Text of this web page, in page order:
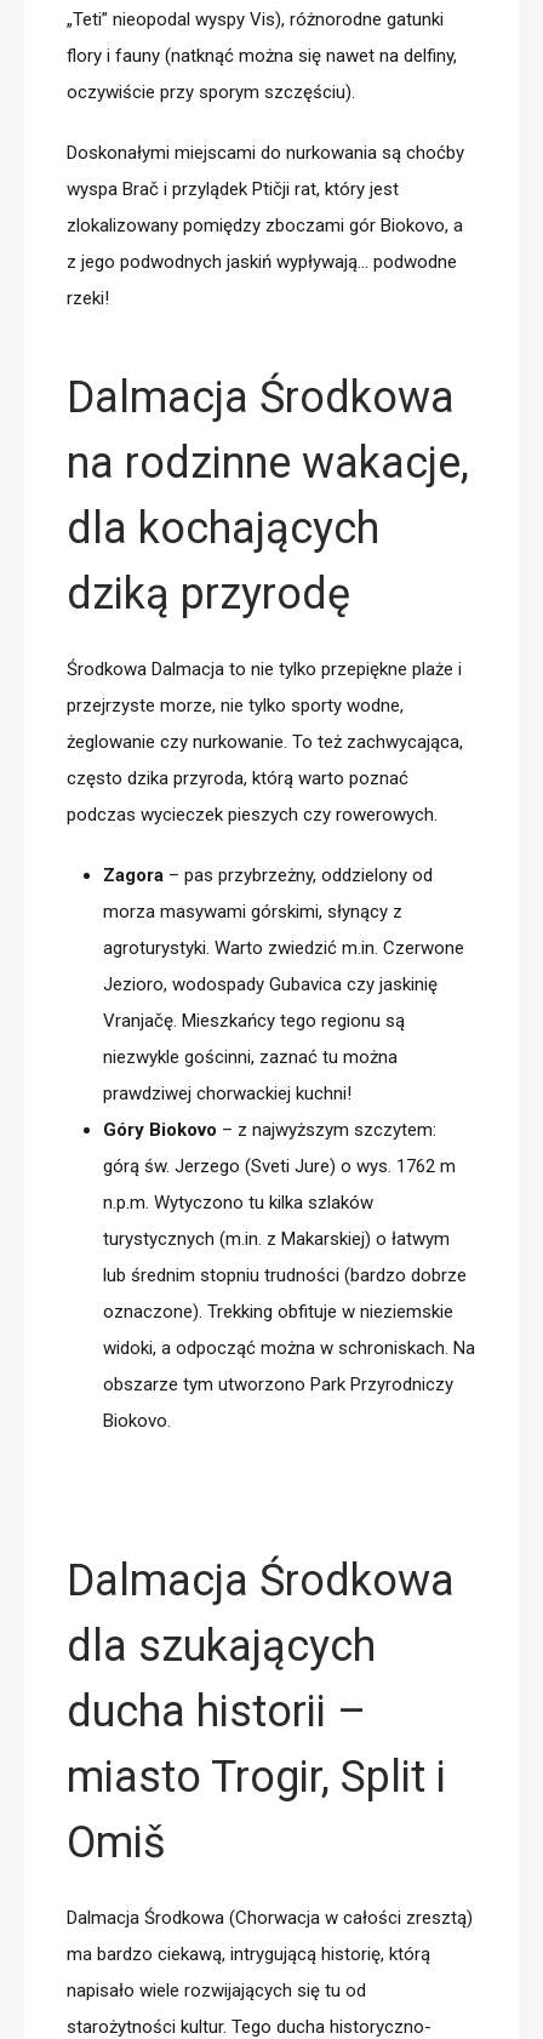
„Teti” nieopodal wyspy Vis), różnorodne gatunki
flory i fauny (natknąć można się nawet na delfiny,
oczywiście przy sporym szczęściu).
Doskonałymi miejscami do nurkowania są choćby
wyspa Brač i przylądek Ptičji rat, który jest
zlokalizowany pomiędzy zboczami gór Biokovo, a
z jego podwodnych jaskiń wypływają… podwodne
rzeki!
Dalmacja Środkowa
na rodzinne wakacje,
dla kochających
dziką przyrodę
Środkowa Dalmacja to nie tylko przepiękne plaże i
przejrzyste morze, nie tylko sporty wodne,
żeglowanie czy nurkowanie. To też zachwycająca,
często dzika przyroda, którą warto poznać
podczas wycieczek pieszych czy rowerowych.
Zagora – pas przybrzeżny, oddzielony od
morza masywami górskimi, słynący z
agroturystyki. Warto zwiedzić m.in. Czerwone
Jezioro, wodospady Gubavica czy jaskinię
Vranjačę. Mieszkańcy tego regionu są
niezwykle gościnni, zaznać tu można
prawdziwej chorwackiej kuchni!
Góry Biokovo – z najwyższym szczytem:
górą św. Jerzego (Sveti Jure) o wys. 1762 m
n.p.m. Wytyczono tu kilka szlaków
turystycznych (m.in. z Makarskiej) o łatwym
lub średnim stopniu trudności (bardzo dobrze
oznaczone). Trekking obfituje w nieziemskie
widoki, a odpocząć można w schroniskach. Na
obszarze tym utworzono Park Przyrodniczy
Biokovo.
Dalmacja Środkowa
dla szukających
ducha historii –
miasto Trogir, Split i
Omiš
Dalmacja Środkowa (Chorwacja w całości zresztą)
ma bardzo ciekawą, intrygującą historię, którą
napisało wiele rozwijających się tu od
starożytności kultur. Tego ducha historyczno-